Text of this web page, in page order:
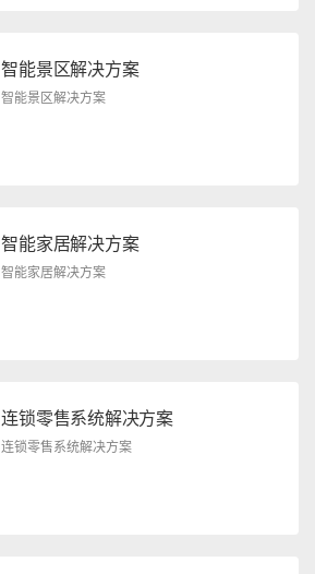
智能景区解决方案
智能景区解决方案
智能家居解决方案
智能家居解决方案
连锁零售系统解决方案
连锁零售系统解决方案